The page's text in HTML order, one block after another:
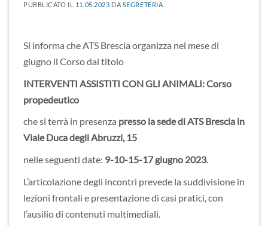
PUBBLICATO IL 11.05.2023 DA SEGRETERIA
Si informa che ATS Brescia organizza nel mese di
giugno il Corso dal titolo
INTERVENTI ASSISTITI CON GLI ANIMALI: Corso
propedeutico
che si terrà in presenza presso la sede di ATS Brescia in
Viale Duca degli Abruzzi, 15
nelle seguenti date: 9-10-15-17 giugno 2023.
L’articolazione degli incontri prevede la suddivisione in
lezioni frontali e presentazione di casi pratici, con
l’ausilio di contenuti multimediali.